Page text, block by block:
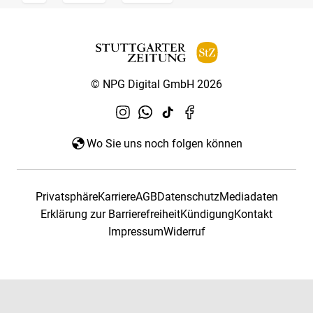
© NPG Digital GmbH 2026
Wo Sie uns noch folgen können
PrivatsphäreKarriereAGBDatenschutzMediadaten
Erklärung zur BarrierefreiheitKündigungKontakt
ImpressumWiderruf